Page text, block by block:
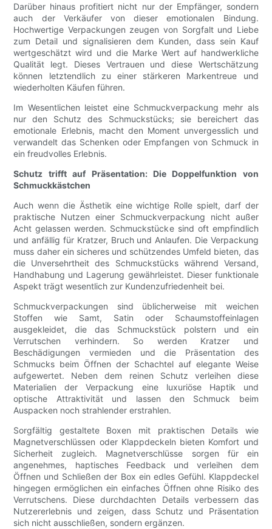
Darüber hinaus profitiert nicht nur der Empfänger, sondern
auch der Verkäufer von dieser emotionalen Bindung.
Hochwertige Verpackungen zeugen von Sorgfalt und Liebe
zum Detail und signalisieren dem Kunden, dass sein Kauf
wertgeschätzt wird und die Marke Wert auf handwerkliche
Qualität legt. Dieses Vertrauen und diese Wertschätzung
können letztendlich zu einer stärkeren Markentreue und
wiederholten Käufen führen.
Im Wesentlichen leistet eine Schmuckverpackung mehr als
nur den Schutz des Schmuckstücks; sie bereichert das
emotionale Erlebnis, macht den Moment unvergesslich und
verwandelt das Schenken oder Empfangen von Schmuck in
ein freudvolles Erlebnis.
Schutz trifft auf Präsentation: Die Doppelfunktion von
Schmuckkästchen
Auch wenn die Ästhetik eine wichtige Rolle spielt, darf der
praktische Nutzen einer Schmuckverpackung nicht außer
Acht gelassen werden. Schmuckstücke sind oft empfindlich
und anfällig für Kratzer, Bruch und Anlaufen. Die Verpackung
muss daher ein sicheres und schützendes Umfeld bieten, das
die Unversehrtheit des Schmuckstücks während Versand,
Handhabung und Lagerung gewährleistet. Dieser funktionale
Aspekt trägt wesentlich zur Kundenzufriedenheit bei.
Schmuckverpackungen sind üblicherweise mit weichen
Stoffen wie Samt, Satin oder Schaumstoffeinlagen
ausgekleidet, die das Schmuckstück polstern und ein
Verrutschen verhindern. So werden Kratzer und
Beschädigungen vermieden und die Präsentation des
Schmucks beim Öffnen der Schachtel auf elegante Weise
aufgewertet. Neben dem reinen Schutz verleihen diese
Materialien der Verpackung eine luxuriöse Haptik und
optische Attraktivität und lassen den Schmuck beim
Auspacken noch strahlender erstrahlen.
Sorgfältig gestaltete Boxen mit praktischen Details wie
Magnetverschlüssen oder Klappdeckeln bieten Komfort und
Sicherheit zugleich. Magnetverschlüsse sorgen für ein
angenehmes, haptisches Feedback und verleihen dem
Öffnen und Schließen der Box ein edles Gefühl. Klappdeckel
hingegen ermöglichen ein einfaches Öffnen ohne Risiko des
Verrutschens. Diese durchdachten Details verbessern das
Nutzererlebnis und zeigen, dass Schutz und Präsentation
sich nicht ausschließen, sondern ergänzen.